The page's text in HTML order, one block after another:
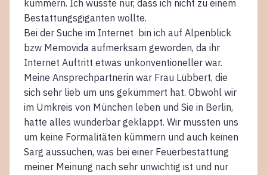
kümmern. Ich wusste nur, dass ich nicht zu einem
Bestattungsgiganten wollte.
Bei der Suche im Internet bin ich auf Alpenblick
bzw Memovida aufmerksam geworden, da ihr
Internet Auftritt etwas unkonventioneller war.
Meine Ansprechpartnerin war Frau Lübbert, die
sich sehr lieb um uns gekümmert hat. Obwohl wir
im Umkreis von München leben und Sie in Berlin,
hatte alles wunderbar geklappt. Wir mussten uns
um keine Formalitäten kümmern und auch keinen
Sarg aussuchen, was bei einer Feuerbestattung
meiner Meinung nach sehr unwichtig ist und nur